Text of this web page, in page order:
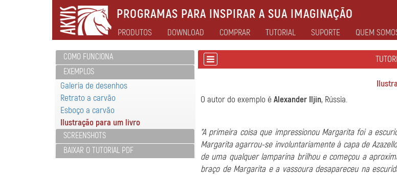
PROGRAMAS PARA INSPIRAR A SUA IMAGINAÇÃO
PRODUTOS DOWNLOAD COMPRAR TUTORIAL SUPORTE QUEM
COMO FUNCIONA
EXEMPLOS
Galeria de desenhos
Retrato a carvão
Esboço a carvão
Ilustração para um livro
SCREENSHOTS
BAIXAR O TUTORIAL PDF
O autor do exemplo é Alexander Iljin, Rússia.
"A primeira coisa que impressionou Margarita foi a
Margarita agarrou-se involuntariamente à capa de
de uma qualquer lamparina brilhou e começou a
braço de Margarita e a vassoura desapareceu na